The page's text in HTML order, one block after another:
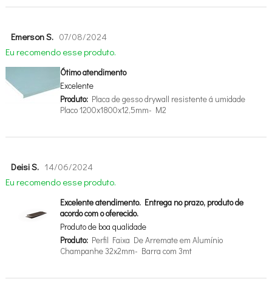
Emerson S. 07/08/2024
Eu recomendo esse produto.
Ótimo atendimento
Excelente
Produto:Placa de gesso drywall resistente á umidade
Placo 1200x1800x12,5mm- M2
Deisi S. 14/06/2024
Eu recomendo esse produto.
Excelente atendimento. Entrega no prazo, produto de
acordo com o oferecido.
Produto de boa qualidade
Produto:Perfil Faixa De Arremate em Alumínio
Champanhe 32x2mm- Barra com 3mt